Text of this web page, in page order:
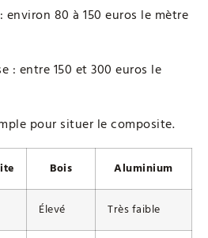
environ 80 à 150 euros le mètre
: entre 150 et 300 euros le
pour situer le composite.
Bois Aluminium
Élevé Très faible